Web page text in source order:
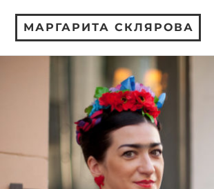
МАРГАРИТА СКЛЯРОВА